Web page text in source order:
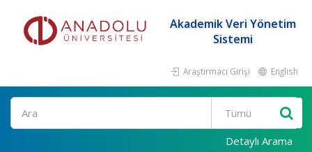
Akademik Veri Yönetim
Sistemi
Araştırmacı Girişi English
Ara
Detaylı Arama